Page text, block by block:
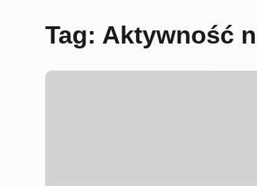
Tag: Aktywność